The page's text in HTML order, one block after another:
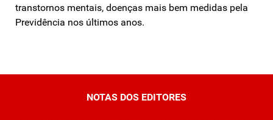
transtornos mentais, doenças mais bem medidas pela
Previdência nos últimos anos.
NOTAS DOS EDITORES